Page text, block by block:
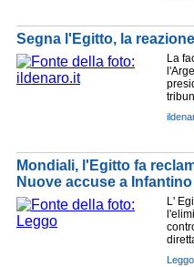
Segna l'Egitto, la
La
Mondiali, l'Egitto fa
Nuove accuse a Infantino
L'
Leggo